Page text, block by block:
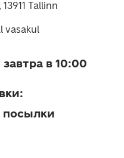
Tallinn
vasakul
в 10:00
:
посылки